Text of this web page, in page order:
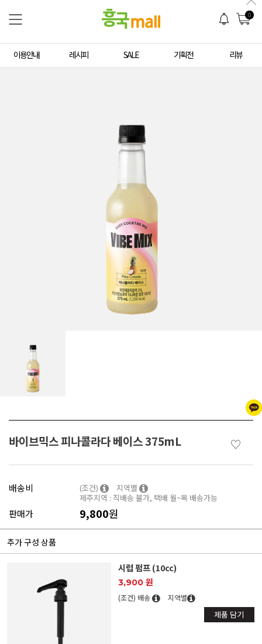
0
이용안내 레시피 SALE 기획전 리뷰
바이브믹스 피나콜라다 베이스 375mL ♡
배송비 (조건)
지역별
제주지역 : 직배송 불가, 택배 월~목 배송가능
판매가 9,800원
추가 구성 상품
시럽 펌프 (10cc)
3,900 원
(조건) 배송 지역별
제품 담기